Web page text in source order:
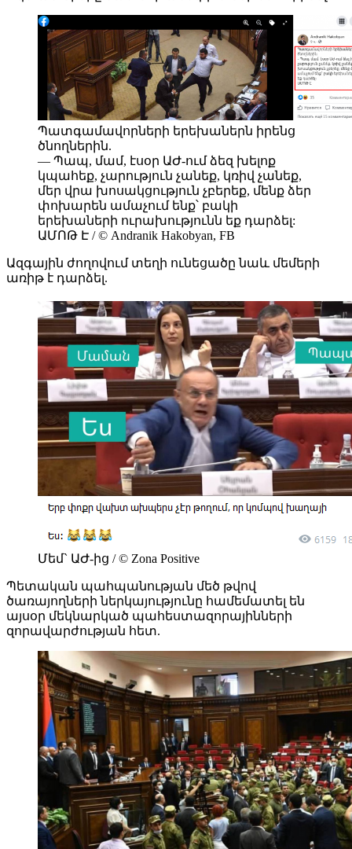
Պատգամավորների երեխաներն իրենց
ծնողներին.
— Պապ, մամ, էսօր ԱԺ-ում ձեզ խելոք
կպահեք, չարություն չանեք, կռիվ չանեք,
մեր վրա խոսակցություն չբերեք, մենք ձեր
փոխարեն ամաչում ենք՝ բակի
երեխաների ուրախությունն եք դարձել:
ԱՄՈԹ Է / © Andranik Hakobyan, FB
Ազգային ժողովում տեղի ունեցածը նաև մեմերի
առիթ է դարձել.
Մեմ` ԱԺ-ից / © Zona Positive
Պետական պահպանության մեծ թվով
ծառայողների ներկայությունը համեմատել են
այսօր մեկնարկած պահեստազորայինների
զորավարժության հետ.